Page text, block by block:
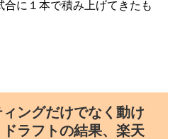
合に１本で積み上げてきたも
ィングだけでなく動け
ラフトの結果、楽天